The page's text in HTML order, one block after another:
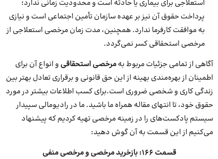
استعلاجی برای بیماری یا حادثه است و محدودیت زمانی ندارد؛
پرداخت حقوق آن نیز بر عهده سازمان تأمین اجتماعی است و نیازی
به موافقت کارفرما ندارد. همچنین، مدت زمان مرخصی استعلاجی از
مرخصی استحقاقی کسر نمی‌گردد.
آگاهی از تمامی جزئیات مربوط بهمرخصی استحقاقی و انواع آن برای
اطمینان از بهره‌مندی بهینه از این حق قانونی و برقراری تعادل بهتر بین
زندگی کاری و شخصی ضروری است.برای کسب اطلاعات بیشتر در مورد
حقوق خود، تا انتهای مقاله همراه ما باشید. ما در رادیومالی سپیدار
سیستم پادکست‌های را در زمینه مرخصی تهیه کردیم که پیشنهاد
می‌کنیم از این قسمت به آن گوش دهید:
قسمت ۱۶۶: بازخرید مرخصی و مرخصی منفی